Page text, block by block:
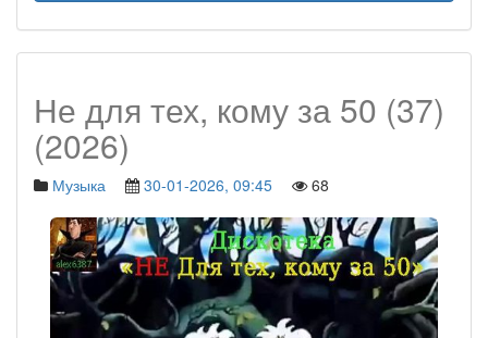
Не для тех, кому за 50 (37)
(2026)
Музыка 30-01-2026, 09:45 68